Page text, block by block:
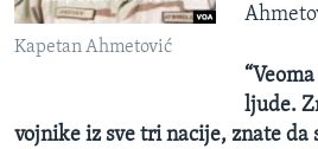
Kapetan Ahmetović
ljude.
vojnike iz sve tri nacije, znate da